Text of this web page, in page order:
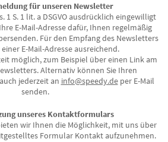
für unseren Newsletter
1 S. 1 lit. a DSGVO ausdrücklich eingewilligt
E-Mail-Adresse dafür, Ihnen regelmäßig
Für den Empfang des Newsletters
E-Mail-Adresse ausreichend.
möglich, zum Beispiel über einen Link am
Alternativ können Sie Ihren
jederzeit an info@speedy.deper E-Mail
senden.
unseres Kontaktformulars
wir Ihnen die Möglichkeit, mit uns über
Formular Kontakt aufzunehmen.